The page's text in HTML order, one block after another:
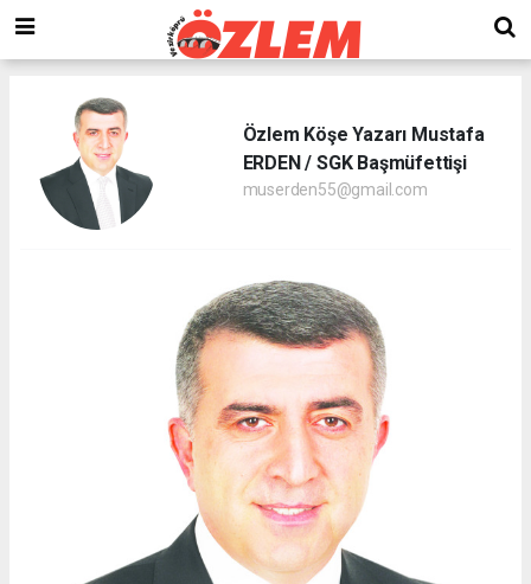
Özlem Köşe Yazarı Mustafa
ERDEN / SGK Başmüfettişi
muserden55@gmail.com